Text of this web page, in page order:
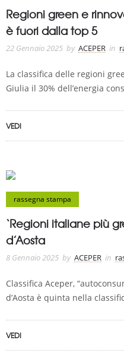
Regioni green e
è fuori dalla top 5
22 Gennaio 2025 by ACEPER in
La classifica delle regioni
Giulia il 30% dell’energia
VEDI
rassegna stampa
‘Regioni italiane più
d’Aosta
8 Gennaio 2025 by ACEPER in
Classifica Aceper,
d’Aosta è quinta nella
VEDI